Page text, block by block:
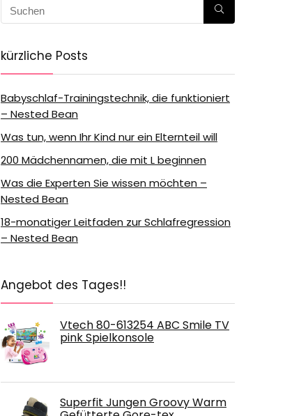
kürzliche Posts
Babyschlaf-Trainingstechnik, die funktioniert
– Nested Bean
Was tun, wenn Ihr Kind nur ein Elternteil will
200 Mädchennamen, die mit L beginnen
Was die Experten Sie wissen möchten –
Nested Bean
18-monatiger Leitfaden zur Schlafregression
– Nested Bean
Angebot des Tages!!
Vtech 80-613254 ABC Smile TV
pink Spielkonsole
Superfit Jungen Groovy Warm